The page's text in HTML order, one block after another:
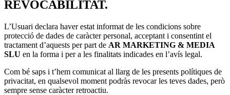
REVOCABILITAT.
L’Usuari declara haver estat informat de les condicions sobre
protecció de dades de caràcter personal, acceptant i consentint el
tractament d’aquests per part de AR MARKETING & MEDIA
SLU en la forma i per a les finalitats indicades en l’avís legal.
Com bé saps i t’hem comunicat al llarg de les presents polítiques de
privacitat, en qualsevol moment podràs revocar les teves dades, però
sempre sense caràcter retroactiu.